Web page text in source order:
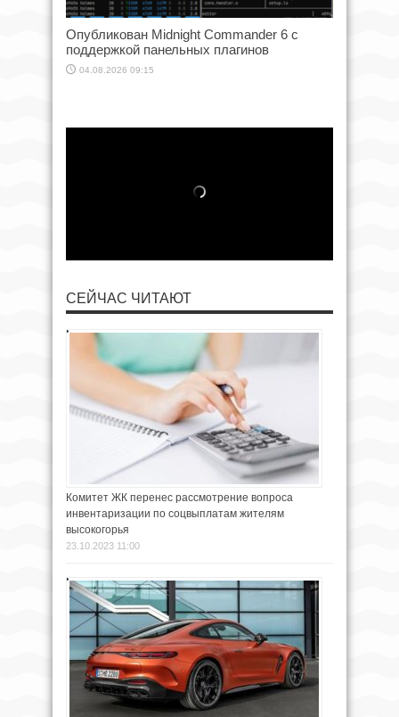
Опубликован Midnight Commander 6 c
поддержкой панельных плагинов
04.08.2026 09:15
СЕЙЧАС ЧИТАЮТ
Комитет ЖК перенес рассмотрение вопроса
инвентаризации по соцвыплатам жителям
высокогорья
23.10.2023 11:00